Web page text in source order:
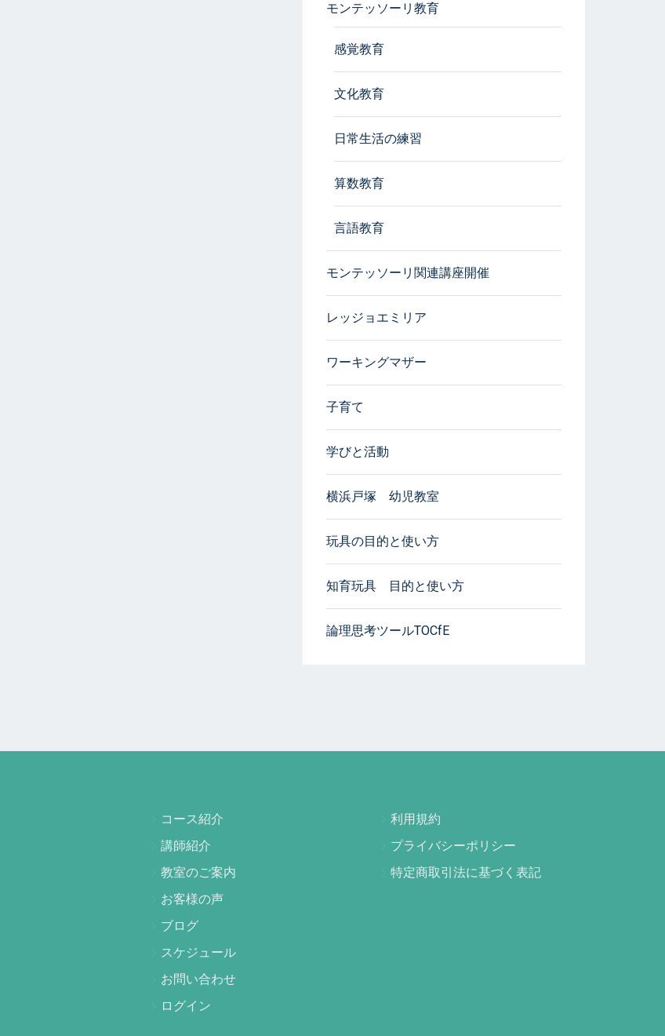
モンテッソーリ教育
感覚教育
文化教育
日常生活の練習
算数教育
言語教育
モンテッソーリ関連講座開催
レッジョエミリア
ワーキングマザー
子育て
学びと活動
横浜戸塚 幼児教室
玩具の目的と使い方
知育玩具 目的と使い方
論理思考ツールTOCfE
コース紹介
講師紹介
教室のご案内
お客様の声
ブログ
スケジュール
お問い合わせ
ログイン
利用規約
プライバシーポリシー
特定商取引法に基づく表記